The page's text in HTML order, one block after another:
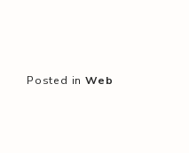
Posted in Web